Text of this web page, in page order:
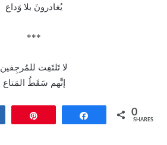
يُغادرونَ بلا وَداع
***
لا تَلتَفِت للمُرجِفين
إنَّهم سَقَطُ المَتاع
Share 0
SHARES